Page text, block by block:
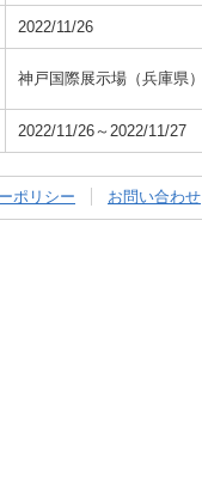
2022/11/26
神戸国際展示場（兵庫県）
2022/11/26～2022/11/27
ポリシー お問い合わせ